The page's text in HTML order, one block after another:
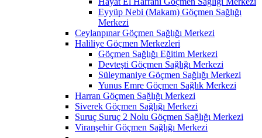
Eyyüp Nebi (Makam) Göçmen Sağlığı
Merkezi
Ceylanpınar Göçmen Sağlığı Merkezi
Haliliye Göçmen Merkezleri
Göçmen Sağlığı Eğitim Merkezi
Devteşti Göçmen Sağlığı Merkezi
Süleymaniye Göçmen Sağlığı Merkezi
Yunus Emre Göçmen Sağlık Merkezi
Harran Göçmen Sağlığı Merkezi
Siverek Göçmen Sağlığı Merkezi
Suruç Suruç 2 Nolu Göçmen Sağlığı Merkezi
Viranşehir Göçmen Sağlığı Merkezi